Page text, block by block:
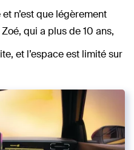
n’est que légèrement
qui a plus de 10 ans,
et l’espace est limité sur